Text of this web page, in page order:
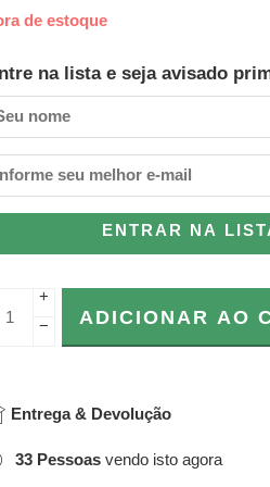
de estoque
na lista e seja avisado
ENTRAR NA
+
−
ADICIONAR AO
Entrega & Devolução
33 Pessoas vendo isto agora